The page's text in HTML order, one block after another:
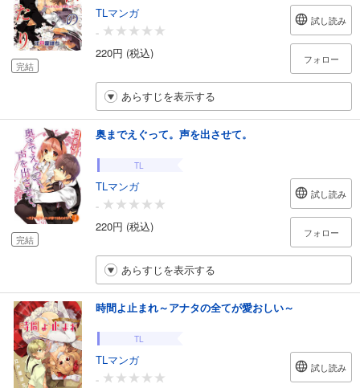
完結
TLマンガ
-
220円 (税込)
試し読み
フォロー
あらすじを表示する
完結
奥までえぐって。声を出させて。
TL
TLマンガ
-
220円 (税込)
試し読み
フォロー
あらすじを表示する
時間よ止まれ～アナタの全てが愛おしい～
TL
TLマンガ
-
試し読み